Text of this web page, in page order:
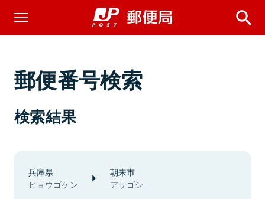
郵便番号検索
検索結果
兵庫県
ヒョウゴケン
朝来市
アサゴシ